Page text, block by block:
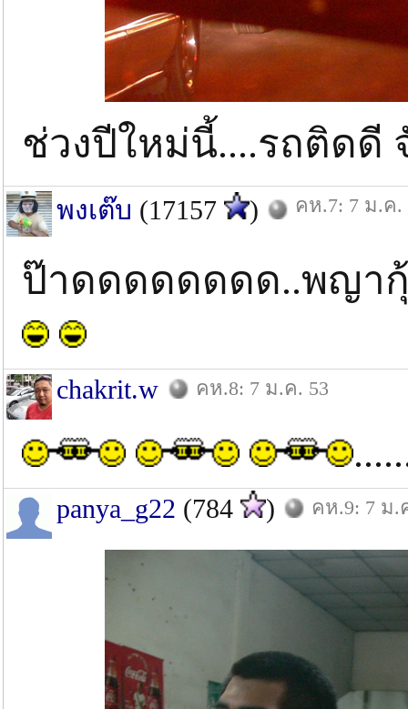
ช่วงปีใหม่นี้....รถติดดี
พงเต๊บ (17157 ) คห.7: 7 ม.ค.
ป๊าดดดดดดดด..พญา
chakrit.w คห.8: 7 ม.ค. 53
panya_g22 (784 ) คห.9: 7 ม.